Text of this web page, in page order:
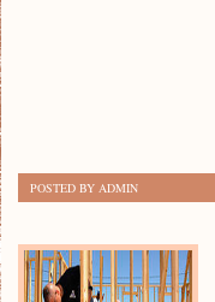
POSTED BY ADMIN